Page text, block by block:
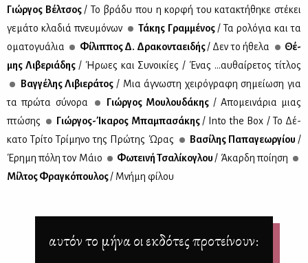
Γιώρ­γος Βέλ­τσος / Το βρά­δυ που η κορ­φή του κα­τα­κτή­θη­κε στέ­κει
γε­μά­το κλα­διά πνευ­μό­νων
Τά­κης Γραμ­μέ­νος / Τα ρο­λό­για και τα
ομα­το­γυά­λια
Φί­λιπ­πος Δ. Δρα­κο­ντα­ει­δής/ Δεν το ήθε­λα
Θέ­
μης Λι­βε­ριά­δης / Ήρω­ες και Συ­νοι­κί­ες / Ένας ...αυ­θαί­ρε­τος τί­τλος
Βαγ­γέ­λης Λι­βιε­ρά­τος / Μια άγνω­στη χει­ρό­γρα­φη ση­μεί­ω­ση για
τα πρώ­τα σύ­νο­ρα
Γιώρ­γος Μου­λου­δά­κης / Απο­μει­νά­ρια μιας
πτώ­σης
Γιώρ­γος-Ίκα­ρος Μπα­μπα­σά­κης / Into the Box / Το Δέ­
κα­το Τρί­το Τρί­μη­νο της Πρώ­της Ώρας
Βα­σί­λης Πα­πα­γε­ωρ­γί­ου /
Έρη­μη πό­λη τον Μάιο
Φω­τει­νή Τσα­λί­κο­γλου / Άκαρ­δη ποί­η­ση
Μίλ­τος Φρα­γκό­που­λος/ Μνή­μη φί­λου
αυτόν το μήνα οι εκδότες προτείνουν: